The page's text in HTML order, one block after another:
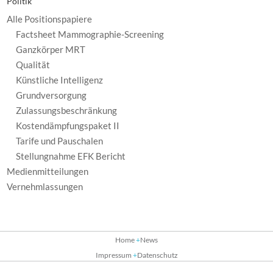
Alle Positionspapiere
Factsheet Mammographie-Screening
Ganzkörper MRT
Qualität
Künstliche Intelligenz
Grundversorgung
Zulassungsbeschränkung
Kostendämpfungspaket II
Tarife und Pauschalen
Stellungnahme EFK Bericht
Medienmitteilungen
Vernehmlassungen
Home
News
Impressum
Datenschutz